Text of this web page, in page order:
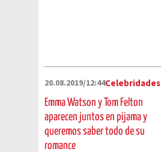
20.08.2019/12:44Celebridades
Emma Watson y Tom Felton
aparecen juntos en pijama y
queremos saber todo de su
romance